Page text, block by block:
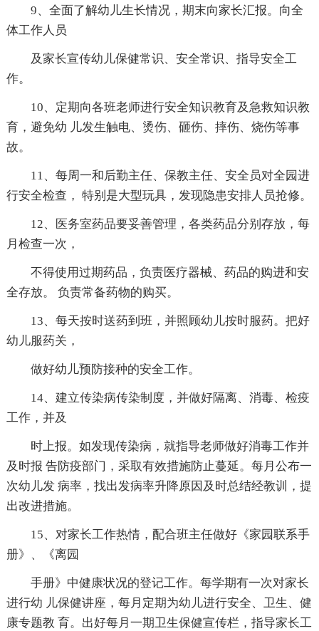
9、全面了解幼儿生长情况，期末向家长汇报。向全
体工作人员
及家长宣传幼儿保健常识、安全常识、指导安全工
作。
10、定期向各班老师进行安全知识教育及急救知识教
育，避免幼 儿发生触电、烫伤、砸伤、摔伤、烧伤等事
故。
11、每周一和后勤主任、保教主任、安全员对全园进
行安全检查， 特别是大型玩具，发现隐患安排人员抢修。
12、医务室药品要妥善管理，各类药品分别存放，每
月检查一次，
不得使用过期药品，负责医疗器械、药品的购进和安
全存放。 负责常备药物的购买。
13、每天按时送药到班，并照顾幼儿按时服药。把好
幼儿服药关，
做好幼儿预防接种的安全工作。
14、建立传染病传染制度，并做好隔离、消毒、检疫
工作，并及
时上报。如发现传染病，就指导老师做好消毒工作并
及时报 告防疫部门，采取有效措施防止蔓延。每月公布一
次幼儿发 病率，找出发病率升降原因及时总结经教训，提
出改进措施。
15、对家长工作热情，配合班主任做好《家园联系手
册》、《离园
手册》中健康状况的登记工作。每学期有一次对家长
进行幼 儿保健讲座，每月定期为幼儿进行安全、卫生、健
康专题教 育。出好每月一期卫生保健宣传栏，指导家长工